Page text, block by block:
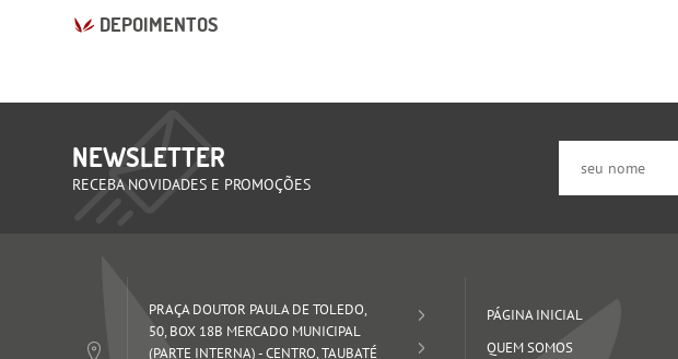
DEPOIMENTOS
NEWSLETTER
RECEBA NOVIDADES E PROMOÇÕES
PRAÇA DOUTOR PAULA DE TOLEDO,
50, BOX 18B MERCADO MUNICIPAL
(PARTE INTERNA)-CENTRO, TAUBATÉ
PÁGINA INICIAL
QUEM SOMOS